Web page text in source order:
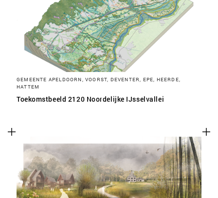
GEMEENTE APELDOORN, VOORST, DEVENTER, EPE, HEERDE,
HATTEM
Toekomstbeeld 2120 Noordelijke IJsselvallei
SLA VOORKEUREN OP